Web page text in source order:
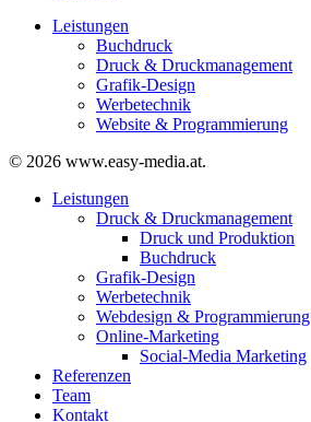
Leistungen
Buchdruck
Druck & Druckmanagement
Grafik-Design
Werbetechnik
Website & Programmierung
© 2026 www.easy-media.at.
Close
Leistungen
Druck & Druckmanagement
Druck und Produktion
Buchdruck
Grafik-Design
Werbetechnik
Webdesign & Programmierung
Online-Marketing
Social-Media Marketing
Referenzen
Team
Kontakt